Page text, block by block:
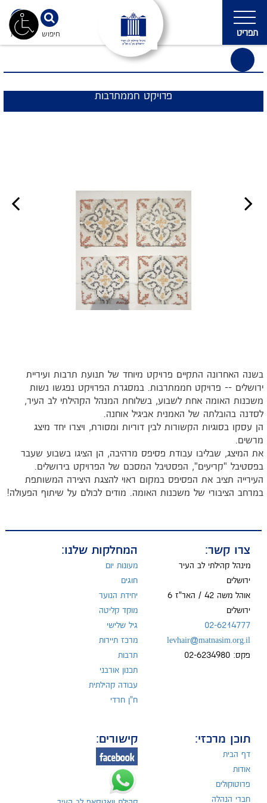
תפריט נגישות חיפוש
פרויקט חממתרבות
בשנה האחרונה התקיים פרויקט מיוחד של תנועת תרבות ועיריית
ירושלים -- פרויקט חממתרבות. במסגרת הפרויקט נפגשו נשות
משכנות האומה אחת לשבוע, בשלוחת המנהל הקהילתי לב העיר,
לסדנה בהובלתה של האמנית אביגיל אוחנה.
הן עסקו בסוגיות הקשורות לבין דוריות ומסורת, ויצרו יחד מיצג
מרשים.
את המיצג, שבליבו עבודת פסיפס מרהיבה, הן הציגו בשבוע שעבר
בפסטיבל "קריעים", הפסטיבל המסכם של הפרויקט בירושלים.
העירייה תציב את הפסיפס במקום ראוי להצגת היצירה המשותפת
במרחב הציבורי של משכנות האומה. מודים לכולם על שיתוף הפעולה!
צרו קשר:
מינהל קהילתי לב העיר
ירושלים
אוהל משה 42 / האר"ז 6
ירושלים
02-6214777
levhair@matnasim.org.il
פקס: 02-6234980
המחלקות שלנו:
מעונות יום
חוגים
יחידת הנוער
מוקד קליטה
גיל שלישי
מרכז תיירות
תרבות
תכנון אורבני
עבודה קהילתית
ח"ן חרדי
תוכן מרכזי:
דף הבית
אודות
פרוטוקולים
חברי הנהלה
קישורים: